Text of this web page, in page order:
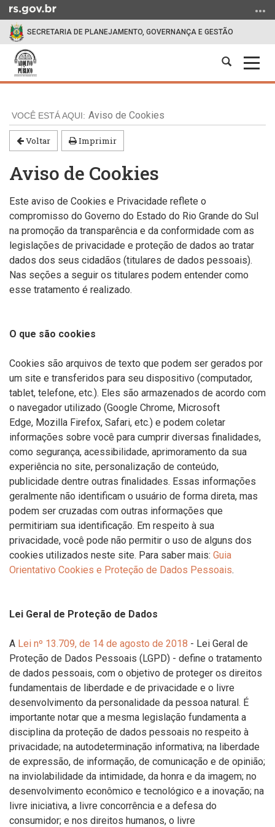
para
conteúdo
para
menu
para
busca
SECRETARIA DE PLANEJAMENTO, GOVERNANÇA E GESTÃO
Abrir
conteúdo
Aviso de Cookies
Voltar Imprimir
Aviso de Cookies
Este aviso de Cookies e Privacidade reflete o
compromisso do Governo do Estado do Rio Grande do Sul
na promoção da transparência e da conformidade com as
legislações de privacidade e proteção de dados ao tratar
dados dos seus cidadãos (titulares de dados pessoais).
Nas seções a seguir os titulares podem entender como
esse tratamento é realizado.
O que são cookies
Cookies são arquivos de texto que podem ser gerados por
um site e transferidos para seu dispositivo (computador,
tablet, telefone, etc.). Eles são armazenados de acordo com
o navegador utilizado (Google Chrome, Microsoft
Edge, Mozilla Firefox, Safari, etc.) e podem coletar
informações sobre você para cumprir diversas finalidades,
como segurança, acessibilidade, aprimoramento da sua
experiência no site, personalização de conteúdo,
publicidade dentre outras finalidades. Essas informações
geralmente não identificam o usuário de forma direta, mas
podem ser cruzadas com outras informações que
permitiriam sua identificação. Em respeito à sua
privacidade, você pode não permitir o uso de alguns dos
cookies utilizados neste site. Para saber mais: Guia
Orientativo Cookies e Proteção de Dados Pessoais.
Lei Geral de Proteção de Dados
A Lei nº 13.709, de 14 de agosto de 2018 - Lei Geral de
Proteção de Dados Pessoais (LGPD) - define o tratamento
de dados pessoais, com o objetivo de proteger os direitos
fundamentais de liberdade e de privacidade e o livre
desenvolvimento da personalidade da pessoa natural. É
importante notar que a mesma legislação fundamenta a
disciplina da proteção de dados pessoais no respeito à
privacidade; na autodeterminação informativa; na liberdade
de expressão, de informação, de comunicação e de opinião;
na inviolabilidade da intimidade, da honra e da imagem; no
desenvolvimento econômico e tecnológico e a inovação; na
livre iniciativa, a livre concorrência e a defesa do
consumidor; e nos direitos humanos, o livre